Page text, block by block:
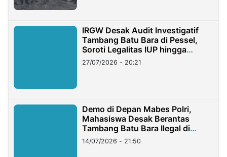
IRGW Desak Audit Investigatif
Tambang Batu Bara di Pessel,
Soroti Legalitas IUP hingga
Stockpile
27/07/2026 - 20:21
Demo di Depan Mabes Polri,
Mahasiswa Desak Berantas
Tambang Batu Bara Ilegal di
Lampung
14/07/2026 - 21:50